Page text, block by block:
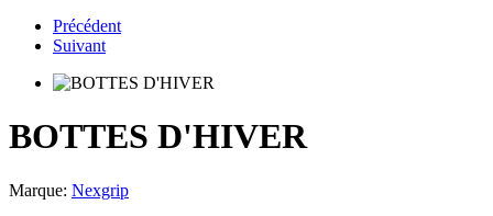
Précédent
Suivant
BOTTES D'HIVER
Marque: Nexgrip